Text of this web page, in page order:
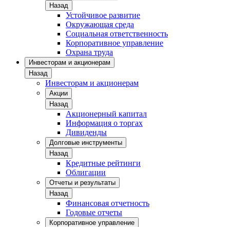
Назад
Устойчивое развитие
Окружающая среда
Социальная ответственность
Корпоративное управление
Охрана труда
Инвесторам и акционерам
Назад
Инвесторам и акционерам
Акции
Назад
Акционерный капитал
Информация о торгах
Дивиденды
Долговые инструменты
Назад
Кредитные рейтинги
Облигации
Отчеты и результаты
Назад
Финансовая отчетность
Годовые отчеты
Корпоративное управление